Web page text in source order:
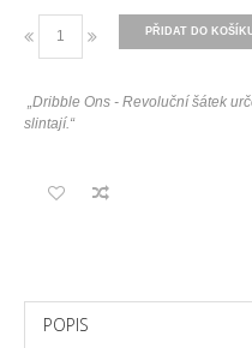
PŘIDAT DO
„Dribble Ons - Revoluční šátek
slintají.“
POPIS